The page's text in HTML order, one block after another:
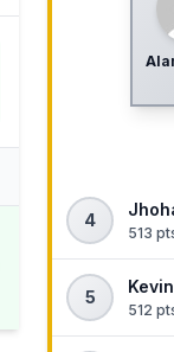
4
513
5
512